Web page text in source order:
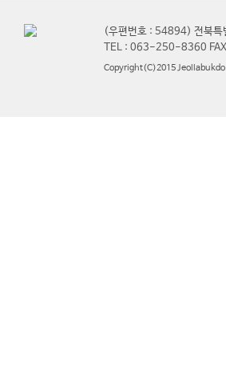
(우편번호 : 54894) 전북특
TEL : 063-250-8360
Copyright(C)2015